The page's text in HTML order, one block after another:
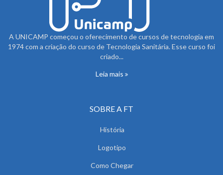
A UNICAMP começou o oferecimento de cursos de tecnologia em
1974 com a criação do curso de Tecnologia Sanitária. Esse curso foi
criado...
Leia mais
SOBRE A FT
História
Logotipo
Como Chegar